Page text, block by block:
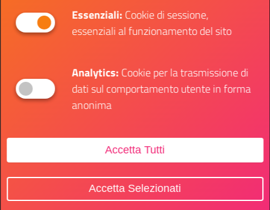
Essenziali:Cookie di sessione,
essenziali al funzionamento del sito
Analytics:Cookie per la trasmissione di
dati sul comportamento utente in forma
anonima
Accetta Tutti
Accetta Selezionati